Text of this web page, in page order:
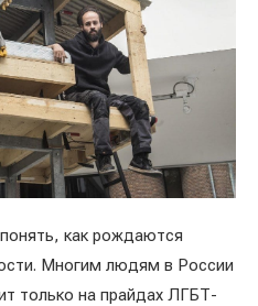
как рождаются
Многим людям в России
только на прайдах ЛГБТ-